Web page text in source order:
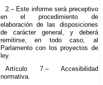
2.– Este informe será preceptivo
en el procedimiento de
elaboración de las disposiciones
de carácter general, y deberá
remitirse, en todo caso, al
Parlamento con los proyectos de
ley.
Artículo 7.– Accesibilidad
normativa.